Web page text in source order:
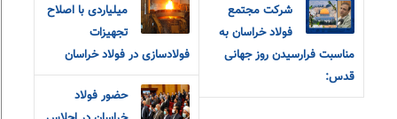
شرکت مجتمع
فولاد خراسان به
مناسبت فرارسیدن روز جهانی
قدس:
میلیاردی با اصلاح
تجهیزات
فولادسازی در فولاد خراسان
حضور فولاد